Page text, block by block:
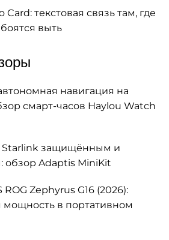
Card: текстовая связь там, где
выть
навигация на
смарт-часов Haylou Watch
Starlink защищённым и
Adaptis MiniKit
Zephyrus G16 (2026):
мощность в портативном